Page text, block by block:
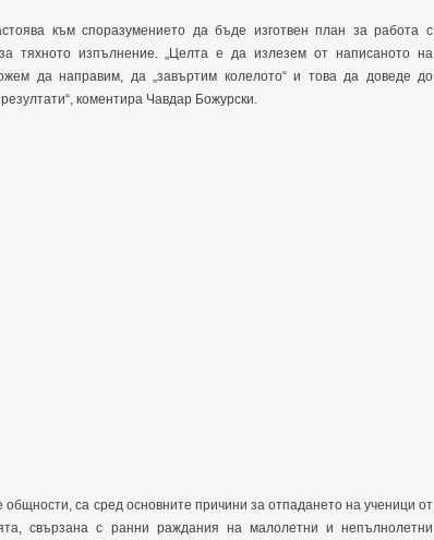
към споразумението да бъде изготвен план за работа с
тяхното изпълнение. „Целта е да излезем от написаното на
да направим, да „завъртим колелото“ и това да доведе до
коментира Чавдар Божурски.
са сред основните причини за отпадането на ученици от
свързана с ранни раждания на малолетни и непълнолетни